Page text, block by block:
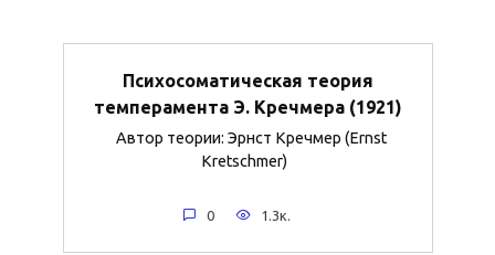
Психосоматическая теория
темперамента Э. Кречмера (1921)
Автор теории: Эрнст Кречмер (Ernst
Kretschmer)
0 1.3к.